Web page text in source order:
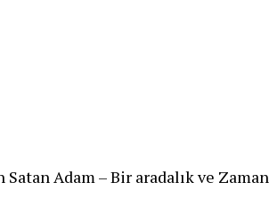
Satan Adam – Bir aradalık ve Zaman